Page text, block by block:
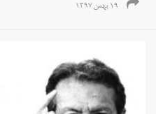
۱۹ بهمن ۱۳۹۷